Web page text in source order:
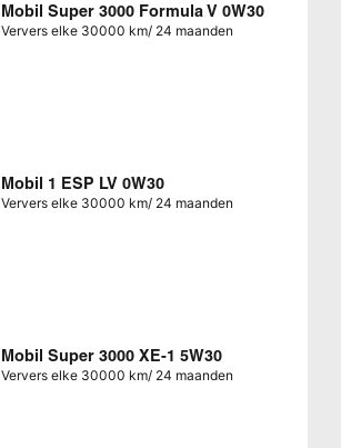
Mobil Super 3000 Formula V 0W30
Ververs elke 30000 km/ 24 maanden
Mobil 1 ESP LV 0W30
Ververs elke 30000 km/ 24 maanden
Mobil Super 3000 XE-1 5W30
Ververs elke 30000 km/ 24 maanden